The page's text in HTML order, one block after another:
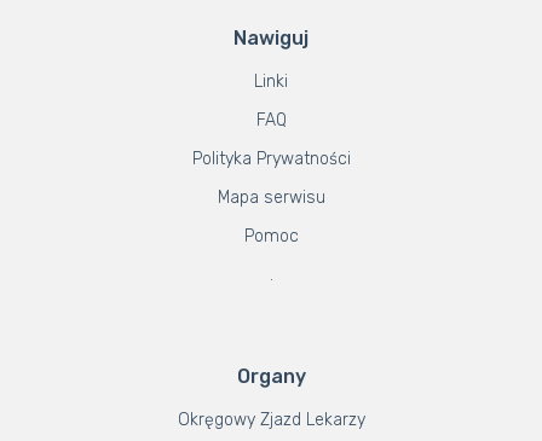
Nawiguj
Linki
FAQ
Polityka Prywatności
Mapa serwisu
Pomoc
.
Organy
Okręgowy Zjazd Lekarzy